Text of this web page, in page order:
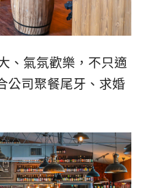
、氣氛歡樂，不只適
公司聚餐尾牙、求婚